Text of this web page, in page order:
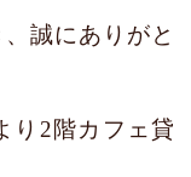
誠にありがと
り2階カフェ貸